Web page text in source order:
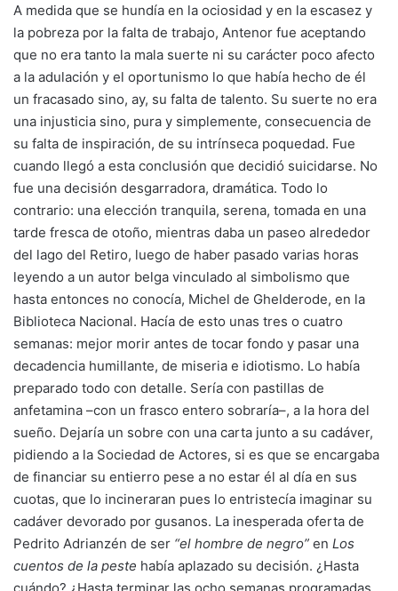
A medida que se hundía en la ociosidad y en la escasez y
la pobreza por la falta de trabajo, Antenor fue aceptando
que no era tanto la mala suerte ni su carácter poco afecto
a la adulación y el oportunismo lo que había hecho de él
un fracasado sino, ay, su falta de talento. Su suerte no era
una injusticia sino, pura y simplemente, consecuencia de
su falta de inspiración, de su intrínseca poquedad. Fue
cuando llegó a esta conclusión que decidió suicidarse. No
fue una decisión desgarradora, dramática. Todo lo
contrario: una elección tranquila, serena, tomada en una
tarde fresca de otoño, mientras daba un paseo alrededor
del lago del Retiro, luego de haber pasado varias horas
leyendo a un autor belga vinculado al simbolismo que
hasta entonces no conocía, Michel de Ghelderode, en la
Biblioteca Nacional. Hacía de esto unas tres o cuatro
semanas: mejor morir antes de tocar fondo y pasar una
decadencia humillante, de miseria e idiotismo. Lo había
preparado todo con detalle. Sería con pastillas de
anfetamina –con un frasco entero sobraría–, a la hora del
sueño. Dejaría un sobre con una carta junto a su cadáver,
pidiendo a la Sociedad de Actores, si es que se encargaba
de financiar su entierro pese a no estar él al día en sus
cuotas, que lo incineraran pues lo entristecía imaginar su
cadáver devorado por gusanos. La inesperada oferta de
Pedrito Adrianzén de ser “el hombre de negro” en Los
cuentos de la peste había aplazado su decisión. ¿Hasta
cuándo? ¿Hasta terminar las ocho semanas programadas